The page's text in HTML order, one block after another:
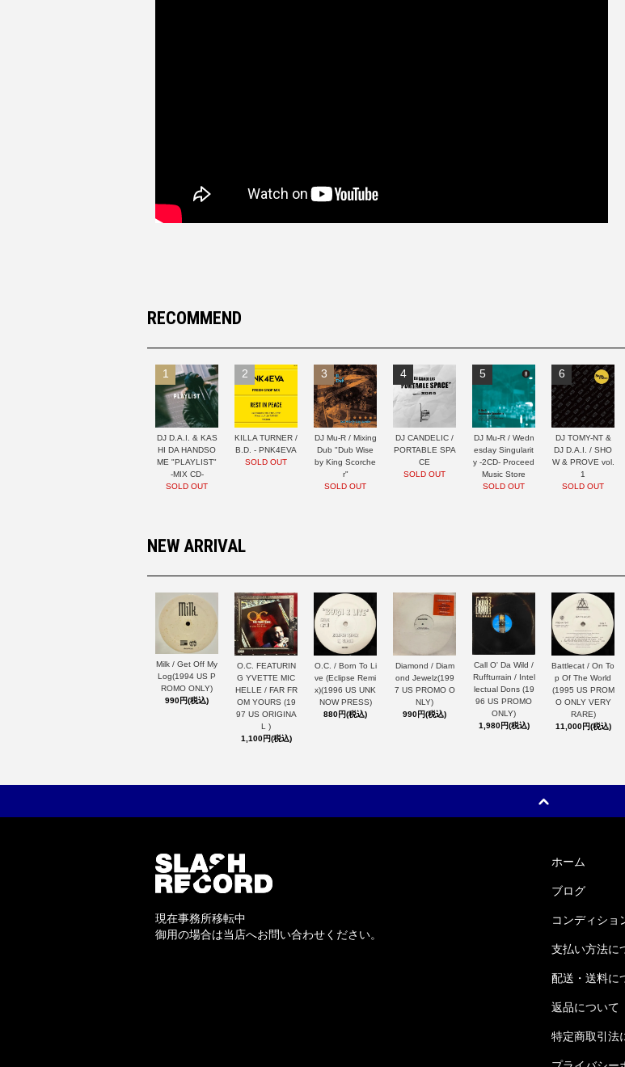
RECOMMEND
1
DJ D.A.I. & KAS
HI DA HANDSO
ME "PLAYLIST"
-MIX CD-
SOLD OUT
2
KILLA TURNER /
B.D. - PNK4EVA
SOLD OUT
3
DJ Mu-R / Mixing
Dub "Dub Wise
by King Scorche
r"
SOLD OUT
4
DJ CANDELIC /
PORTABLE SPA
CE
SOLD OUT
5
DJ Mu-R / Wedn
esday Singularit
y -2CD- Proceed
Music Store
SOLD OUT
6
DJ TOMY-NT &
DJ D.A.I. / SHO
W & PROVE vol.
1
SOLD OUT
NEW ARRIVAL
Milk / Get Off My
Log(1994 US P
ROMO ONLY)
990円(税込)
O.C. FEATURIN
G YVETTE MIC
HELLE / FAR FR
OM YOURS (19
97 US ORIGINA
L )
1,100円(税込)
O.C. / Born To Li
ve (Eclipse Remi
x)(1996 US UNK
NOW PRESS)
880円(税込)
Diamond / Diam
ond Jewelz(199
7 US PROMO O
NLY)
990円(税込)
Call O' Da Wild /
Ruffturrain / Intel
lectual Dons (19
96 US PROMO
ONLY)
1,980円(税込)
Battlecat / On To
p Of The World
(1995 US PROM
O ONLY VERY
RARE)
11,000円(税込)
現在事務所移転中
御用の場合は当店へお問い合わせください。
ホーム
ブログ
コンディショ
支払い方法に
配送・送料に
返品について
特定商取引法